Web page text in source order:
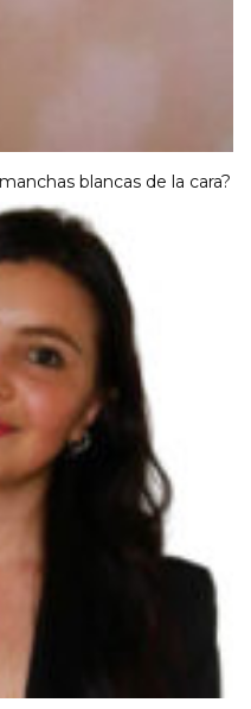
blancas de la cara?